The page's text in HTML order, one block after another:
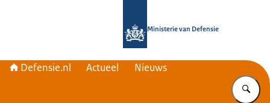
Ministerie van Defensie
Defensie.nl Actueel Nieuws